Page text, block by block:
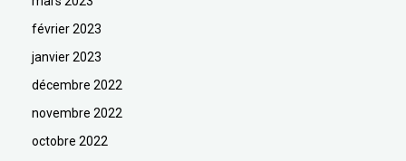
février 2023
janvier 2023
décembre 2022
novembre 2022
octobre 2022